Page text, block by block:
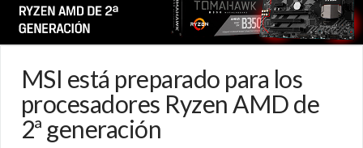
MSI está preparado para los
procesadores Ryzen AMD de
2ª generación